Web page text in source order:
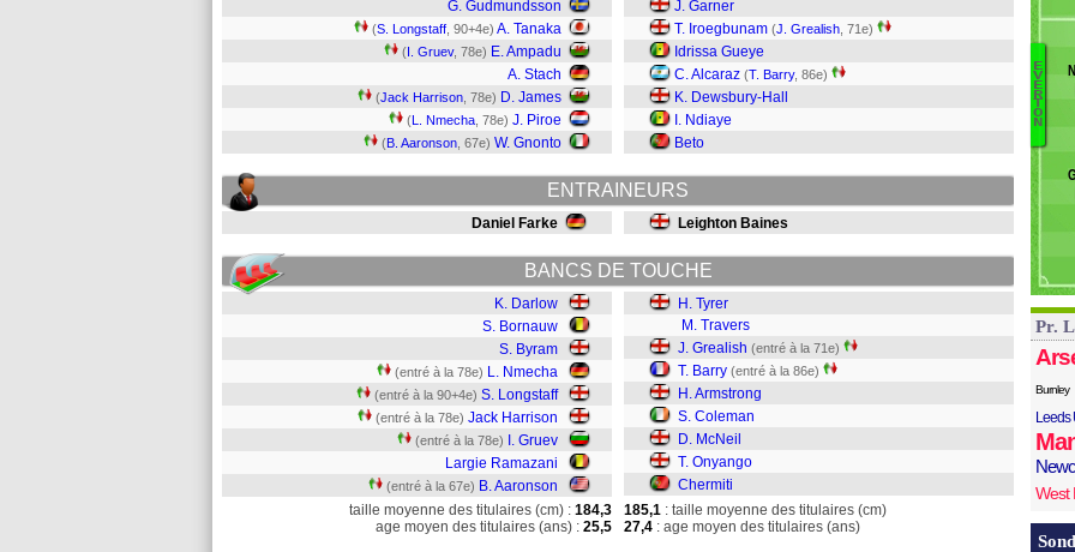
G. Gudmundsson
(S. Longstaff , 90+4e) A. Tanaka
(I. Gruev, 78e) E. Ampadu
A. Stach
(Jack Harrison , 78e) D. James
(L. Nmecha , 78e) J. Piroe
(B. Aaronson , 67e) W. Gnonto
J. Garner
T. Iroegbunam (J. Grealish , 71e)
Idrissa Gueye
C. Alcaraz (T. Barry, 86e)
K. Dewsbury-Hall
I. Ndiaye
Beto
ENTRAINEURS
Daniel Farke Leighton Baines
BANCS DE TOUCHE
K. Darlow
S. Bornauw
S. Byram
(entré à la 78e) L. Nmecha
(entré à la 90+4e) S. Longstaff
(entré à la 78e) Jack Harrison
(entré à la 78e)
I. Gruev
Largie Ramazani
(entré à la 67e) B. Aaronson
H. Tyrer
M. Travers
J. Grealish (entré à la 71e)
T. Barry (entré à la 86e)
H. Armstrong
S. Coleman
D. McNeil
T. Onyango
Chermiti
taille moyenne des titulaires (cm) : 184,3
age moyen des titulaires (ans) : 25,5
185,1 : taille moyenne des titulaires (cm)
27,4 : age moyen des titulaires (ans)
E
V
E
R
O
N
Pr.
Burnley
Leeds
West